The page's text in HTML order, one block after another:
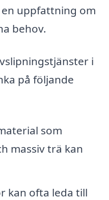
uppfattning om
behov.
i
på följande
som
massiv trä kan
kan ofta leda till